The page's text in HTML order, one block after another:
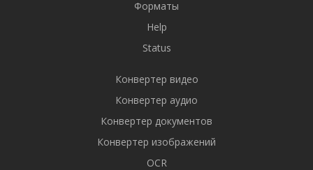
Форматы
Help
Status
Конвертер видео
Конвертер аудио
Конвертер документов
Конвертер изображений
OCR